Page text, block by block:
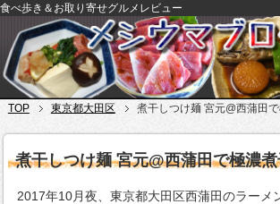
食べ歩き＆お取り寄せグルメレビュー
TOP 東京都大田区 煮干しつけ麺 宮元@西蒲田
煮干しつけ麺 宮元@西蒲田で極濃
2017年10月夜、東京都大田区西蒲田のラーメ